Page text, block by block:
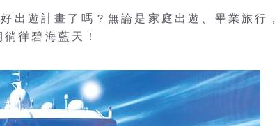
出遊計畫了嗎？無論是家庭出遊、畢業旅行，
徉碧海藍天！